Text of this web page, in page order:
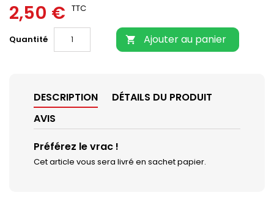
2,50 € TTC
Quantité  Ajouter au panier
DESCRIPTION
DÉTAILS DU PRODUIT
AVIS
Préférez le vrac !
Cet article vous sera livré en sachet papier.